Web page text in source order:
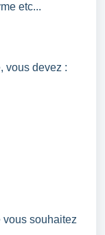
etc...
vous devez :
souhaitez